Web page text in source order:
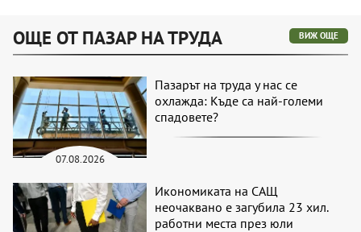
ОЩЕ ОТ ПАЗАР НА ТРУДА ВИЖ ОЩЕ
07.08.2026
Пазарът на труда у нас се
охлажда: Къде са най-големи
спадовете?
Икономиката на САЩ
неочаквано е загубила 23 хил.
работни места през юли